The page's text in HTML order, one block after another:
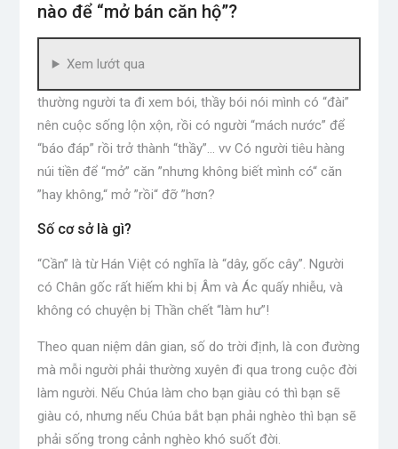
nào để “mở bán căn hộ”?
Xem lướt qua
thường người ta đi xem bói, thầy bói nói mình có “đài”
nên cuộc sống lộn xộn, rồi có người “mách nước” để
“báo đáp” rồi trở thành “thầy”… vv Có người tiêu hàng
núi tiền để “mở” căn ”nhưng không biết mình có“ căn
”hay không,“ mở ”rồi“ đỡ ”hơn?
Số cơ sở là gì?
“Cần” là từ Hán Việt có nghĩa là “dây, gốc cây”. Người
có Chân gốc rất hiếm khi bị Âm và Ác quấy nhiễu, và
không có chuyện bị Thần chết “làm hư”!
Theo quan niệm dân gian, số do trời định, là con đường
mà mỗi người phải thường xuyên đi qua trong cuộc đời
làm người. Nếu Chúa làm cho bạn giàu có thì bạn sẽ
giàu có, nhưng nếu Chúa bắt bạn phải nghèo thì bạn sẽ
phải sống trong cảnh nghèo khó suốt đời.